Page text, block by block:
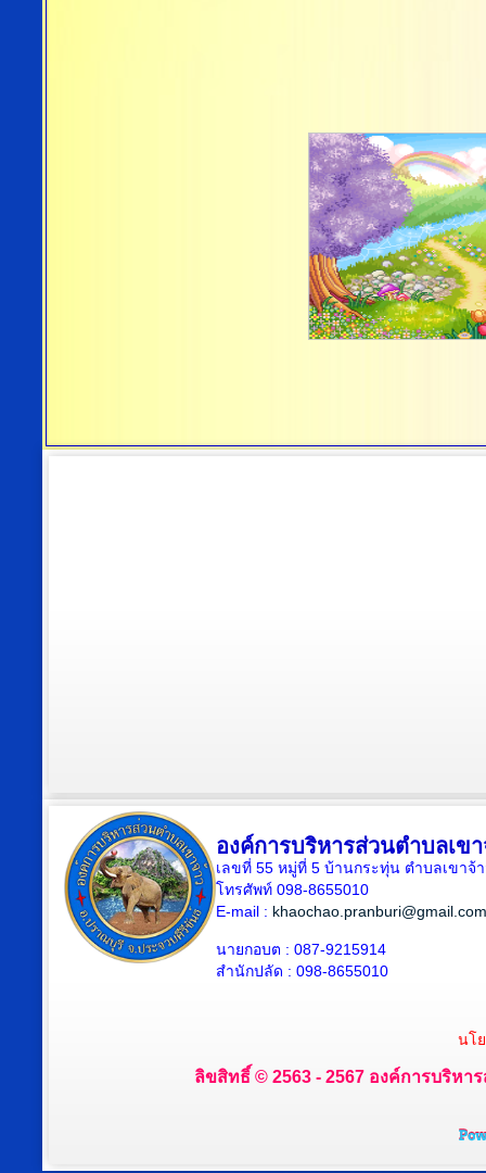
องค์การบริหารส่วนตำบลเข
เลขที่ 55 หมู่ที่ 5 บ้านกระทุ่น ตำบลเขาจ้
โทรศัพท์ 098-8655010
E-mail : khaochao.pranburi@gmail.com
นายกอบต : 087-9215914
สำนักปลัด : 098-8655010
นโ
ลิขสิทธิ์ © 2563 - 2567 องค์การบริหา